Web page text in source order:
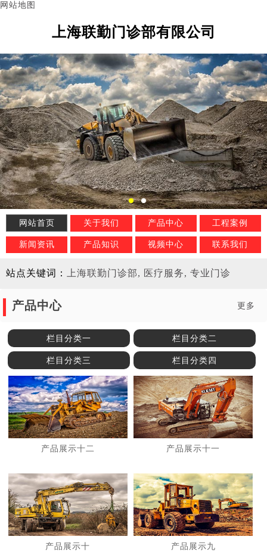
网站地图
上海联勤门诊部有限公司
网站首页 关于我们 产品中心 工程案例
新闻资讯 产品知识 视频中心 联系我们
站点关键词： 上海联勤门诊部, 医疗服务, 专业门诊
产品中心 更多
栏目分类一 栏目分类二
栏目分类三 栏目分类四
产品展示十二 产品展示十一
产品展示十 产品展示九